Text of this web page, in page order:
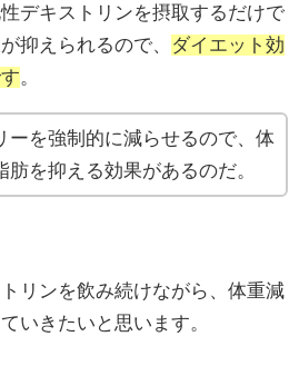
デキストリンを摂取するだけで
抑えられるので、
ダイエット効
。
ーを強制的に減らせるので、体
肪を抑える効果があるのだ。
リンを飲み続けながら、体重減
いきたいと思います。